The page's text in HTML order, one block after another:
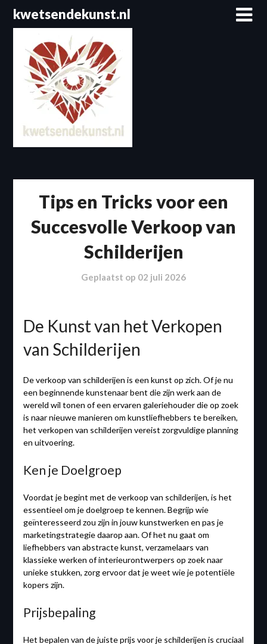
Spring
naar
inhoud
kwetsendekunst.nl
Tips en Tricks voor een
Succesvolle Verkoop van
Schilderijen
Geplaatst op 02 juli 2026
De Kunst van het Verkopen
van Schilderijen
De verkoop van schilderijen is een kunst op zich. Of je nu
een beginnende kunstenaar bent die zijn werk aan de
wereld wil tonen of een ervaren galeriehouder die op zoek
is naar nieuwe manieren om kunstliefhebbers te bereiken,
het verkopen van schilderijen vereist zorgvuldige planning
en uitvoering.
Ken je Doelgroep
Voordat je begint met de verkoop van schilderijen, is het
essentieel om je doelgroep te kennen. Begrijp wie
geïnteresseerd zou zijn in jouw kunstwerken en pas je
marketingstrategie daarop aan. Of het nu gaat om
liefhebbers van abstracte kunst, verzamelaars van
klassieke werken of interieurontwerpers op zoek naar
unieke stukken, zorg ervoor dat je weet wie je potentiële
kopers zijn.
Prijsbepaling
Het bepalen van de juiste prijs voor je schilderijen is cruciaal